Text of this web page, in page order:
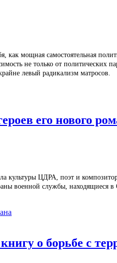
мощная самостоятельная
не только от политических
левый радикализм матросов.
его нового
культуры ЦДРА, поэт и
военной службы, находящиеся
о борьбе с